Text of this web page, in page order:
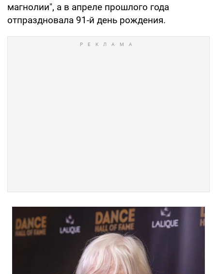
магнолии", а в апреле прошлого года
отпраздновала 91-й день рождения.